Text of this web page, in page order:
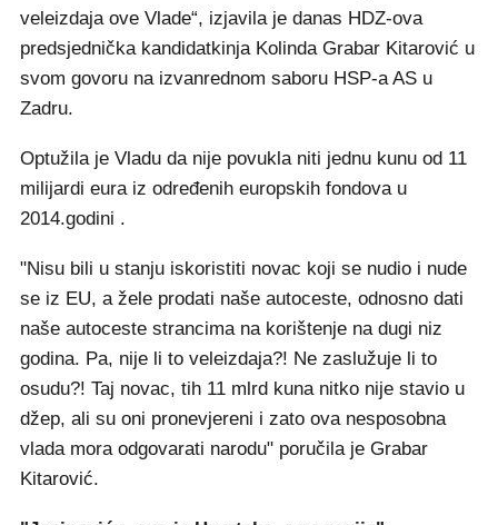
veleizdaja ove Vlade“, izjavila je danas HDZ-ova
predsjednička kandidatkinja Kolinda Grabar Kitarović u
svom govoru na izvanrednom saboru HSP-a AS u
Zadru.
Optužila je Vladu da nije povukla niti jednu kunu od 11
milijardi eura iz određenih europskih fondova u
2014.godini .
"Nisu bili u stanju iskoristiti novac koji se nudio i nude
se iz EU, a žele prodati naše autoceste, odnosno dati
naše autoceste strancima na korištenje na dugi niz
godina. Pa, nije li to veleizdaja?! Ne zaslužuje li to
osudu?! Taj novac, tih 11 mlrd kuna nitko nije stavio u
džep, ali su oni pronevjereni i zato ova nesposobna
vlada mora odgovarati narodu" poručila je Grabar
Kitarović.